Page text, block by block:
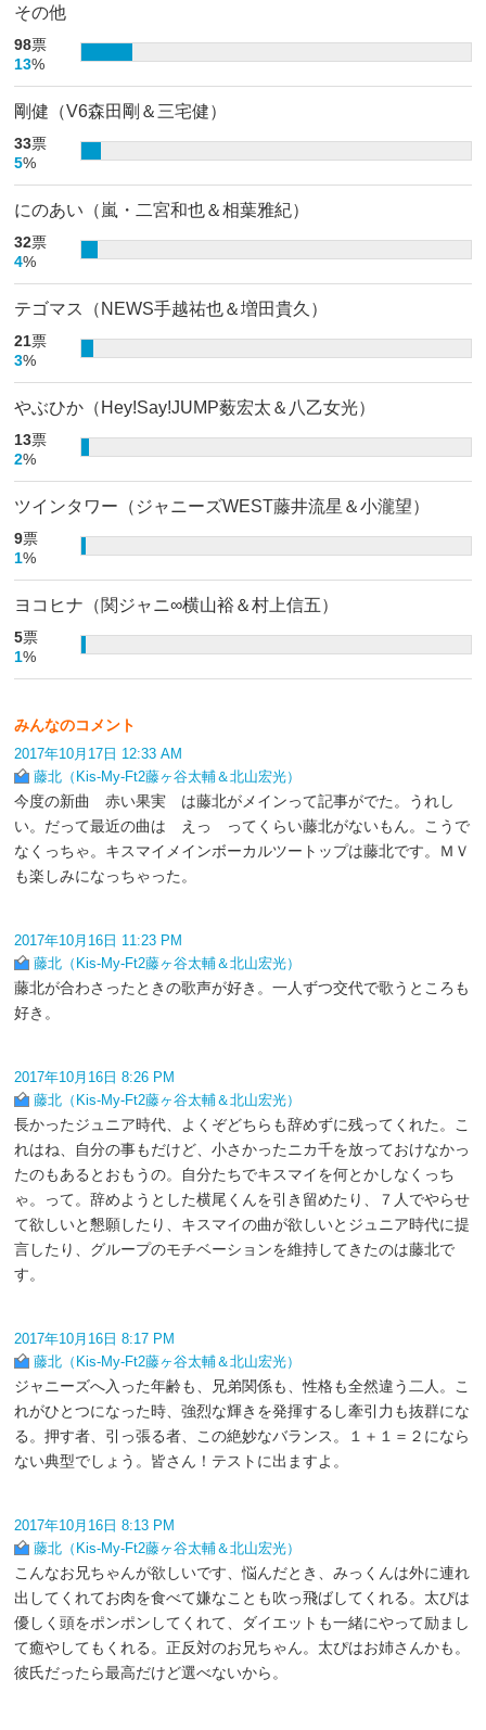
その他
98票
13%
剛健（V6森田剛＆三宅健）
33票
5%
にのあい（嵐・二宮和也＆相葉雅紀）
32票
4%
テゴマス（NEWS手越祐也＆増田貴久）
21票
3%
やぶひか（Hey!Say!JUMP薮宏太＆八乙女光）
13票
2%
ツインタワー（ジャニーズWEST藤井流星＆小瀧望）
9票
1%
ヨコヒナ（関ジャニ∞横山裕＆村上信五）
5票
1%
みんなのコメント
2017年10月17日 12:33 AM
藤北（Kis-My-Ft2藤ヶ谷太輔＆北山宏光）
今度の新曲 赤い果実 は藤北がメインって記事がでた。うれし
い。だって最近の曲は えっ ってくらい藤北がないもん。こうで
なくっちゃ。キスマイメインボーカルツートップは藤北です。ＭＶ
も楽しみになっちゃった。
2017年10月16日 11:23 PM
藤北（Kis-My-Ft2藤ヶ谷太輔＆北山宏光）
藤北が合わさったときの歌声が好き。一人ずつ交代で歌うところも
好き。
2017年10月16日 8:26 PM
藤北（Kis-My-Ft2藤ヶ谷太輔＆北山宏光）
長かったジュニア時代、よくぞどちらも辞めずに残ってくれた。こ
れはね、自分の事もだけど、小さかったニカ千を放っておけなかっ
たのもあるとおもうの。自分たちでキスマイを何とかしなくっち
ゃ。って。辞めようとした横尾くんを引き留めたり、７人でやらせ
て欲しいと懇願したり、キスマイの曲が欲しいとジュニア時代に提
言したり、グループのモチベーションを維持してきたのは藤北で
す。
2017年10月16日 8:17 PM
藤北（Kis-My-Ft2藤ヶ谷太輔＆北山宏光）
ジャニーズへ入った年齢も、兄弟関係も、性格も全然違う二人。こ
れがひとつになった時、強烈な輝きを発揮するし牽引力も抜群にな
る。押す者、引っ張る者、この絶妙なバランス。１＋１＝２になら
ない典型でしょう。皆さん！テストに出ますよ。
2017年10月16日 8:13 PM
藤北（Kis-My-Ft2藤ヶ谷太輔＆北山宏光）
こんなお兄ちゃんが欲しいです、悩んだとき、みっくんは外に連れ
出してくれてお肉を食べて嫌なことも吹っ飛ばしてくれる。太ぴは
優しく頭をポンポンしてくれて、ダイエットも一緒にやって励まし
て癒やしてもくれる。正反対のお兄ちゃん。太ぴはお姉さんかも。
彼氏だったら最高だけど選べないから。